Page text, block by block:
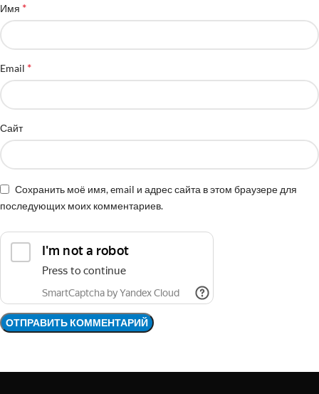
Имя *
Email *
Сайт
Сохранить моё имя, email и адрес сайта в этом браузере для
последующих моих комментариев.